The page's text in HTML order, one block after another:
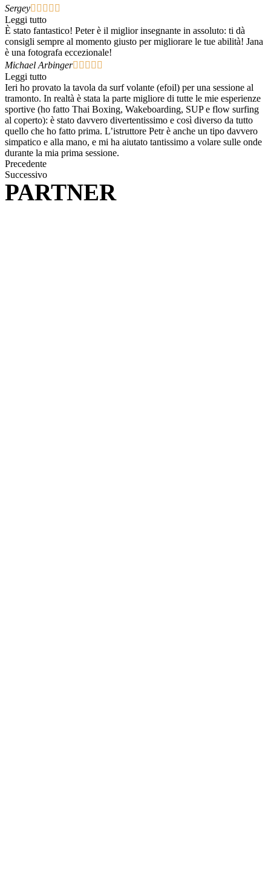
Sergey    
Leggi tutto
È stato fantastico! Peter è il miglior insegnante in assoluto: ti dà
consigli sempre al momento giusto per migliorare le tue abilità! Jana
è una fotografa eccezionale!
Michael Arbinger    
Leggi tutto
Ieri ho provato la tavola da surf volante (efoil) per una sessione al
tramonto. In realtà è stata la parte migliore di tutte le mie esperienze
sportive (ho fatto Thai Boxing, Wakeboarding, SUP e flow surfing
al coperto): è stato davvero divertentissimo e così diverso da tutto
quello che ho fatto prima. L’istruttore Petr è anche un tipo davvero
simpatico e alla mano, e mi ha aiutato tantissimo a volare sulle onde
durante la mia prima sessione.
Precedente
Successivo
PARTNER